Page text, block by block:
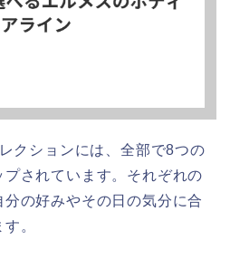
クションには、全部で8つの
されています。それぞれの
の好みやその日の気分に合
。